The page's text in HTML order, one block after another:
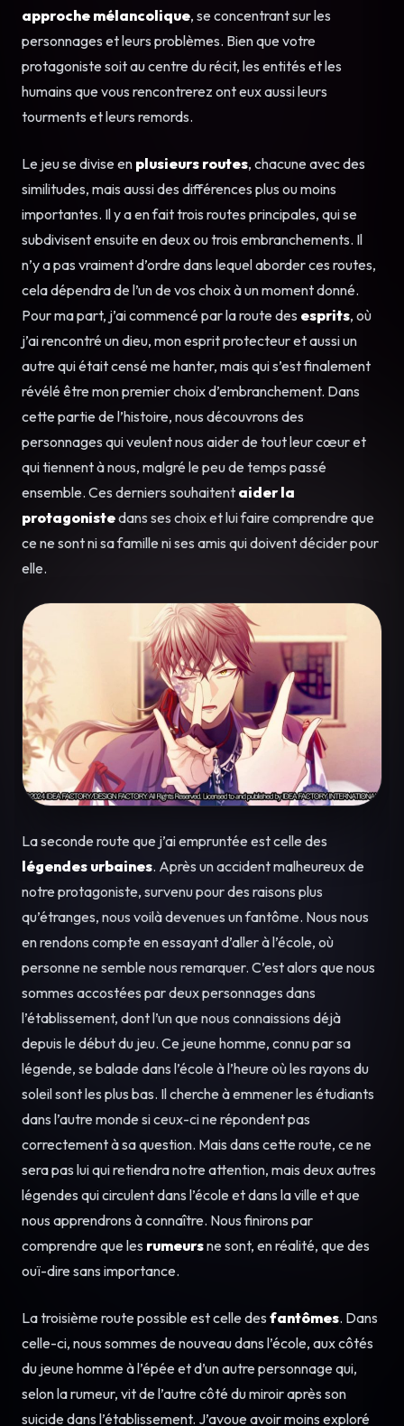
approche mélancolique, se concentrant sur les
personnages et leurs problèmes. Bien que votre
protagoniste soit au centre du récit, les entités et les
humains que vous rencontrerez ont eux aussi leurs
tourments et leurs remords.
Le jeu se divise en plusieurs routes, chacune avec des
similitudes, mais aussi des différences plus ou moins
importantes. Il y a en fait trois routes principales, qui se
subdivisent ensuite en deux ou trois embranchements. Il
n’y a pas vraiment d’ordre dans lequel aborder ces routes,
cela dépendra de l’un de vos choix à un moment donné.
Pour ma part, j’ai commencé par la route des esprits, où
j’ai rencontré un dieu, mon esprit protecteur et aussi un
autre qui était censé me hanter, mais qui s’est finalement
révélé être mon premier choix d’embranchement. Dans
cette partie de l’histoire, nous découvrons des
personnages qui veulent nous aider de tout leur cœur et
qui tiennent à nous, malgré le peu de temps passé
ensemble. Ces derniers souhaitent aider la
protagonistedans ses choix et lui faire comprendre que
ce ne sont ni sa famille ni ses amis qui doivent décider pour
elle.
La seconde route que j’ai empruntée est celle des
légendes urbaines. Après un accident malheureux de
notre protagoniste, survenu pour des raisons plus
qu’étranges, nous voilà devenues un fantôme. Nous nous
en rendons compte en essayant d’aller à l’école, où
personne ne semble nous remarquer. C’est alors que nous
sommes accostées par deux personnages dans
l’établissement, dont l’un que nous connaissions déjà
depuis le début du jeu. Ce jeune homme, connu par sa
légende, se balade dans l’école à l’heure où les rayons du
soleil sont les plus bas. Il cherche à emmener les étudiants
dans l’autre monde si ceux-ci ne répondent pas
correctement à sa question. Mais dans cette route, ce ne
sera pas lui qui retiendra notre attention, mais deux autres
légendes qui circulent dans l’école et dans la ville et que
nous apprendrons à connaître. Nous finirons par
comprendre que les rumeursne sont, en réalité, que des
ouï-dire sans importance.
La troisième route possible est celle des fantômes. Dans
celle-ci, nous sommes de nouveau dans l’école, aux côtés
du jeune homme à l’épée et d’un autre personnage qui,
selon la rumeur, vit de l’autre côté du miroir après son
suicide dans l’établissement. J’avoue avoir moins exploré